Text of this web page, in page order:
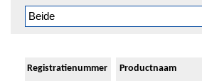
Registratienummer Productnaam